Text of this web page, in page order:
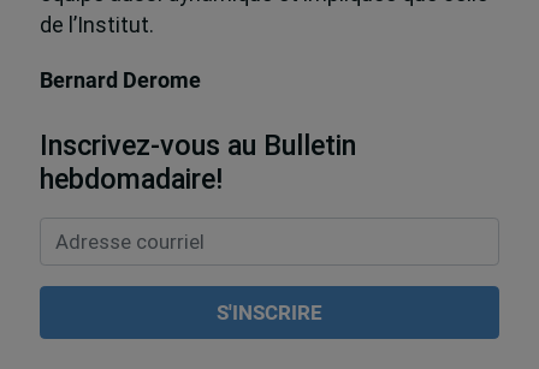
de l’Institut.
Bernard Derome
Inscrivez-vous au Bulletin
hebdomadaire!